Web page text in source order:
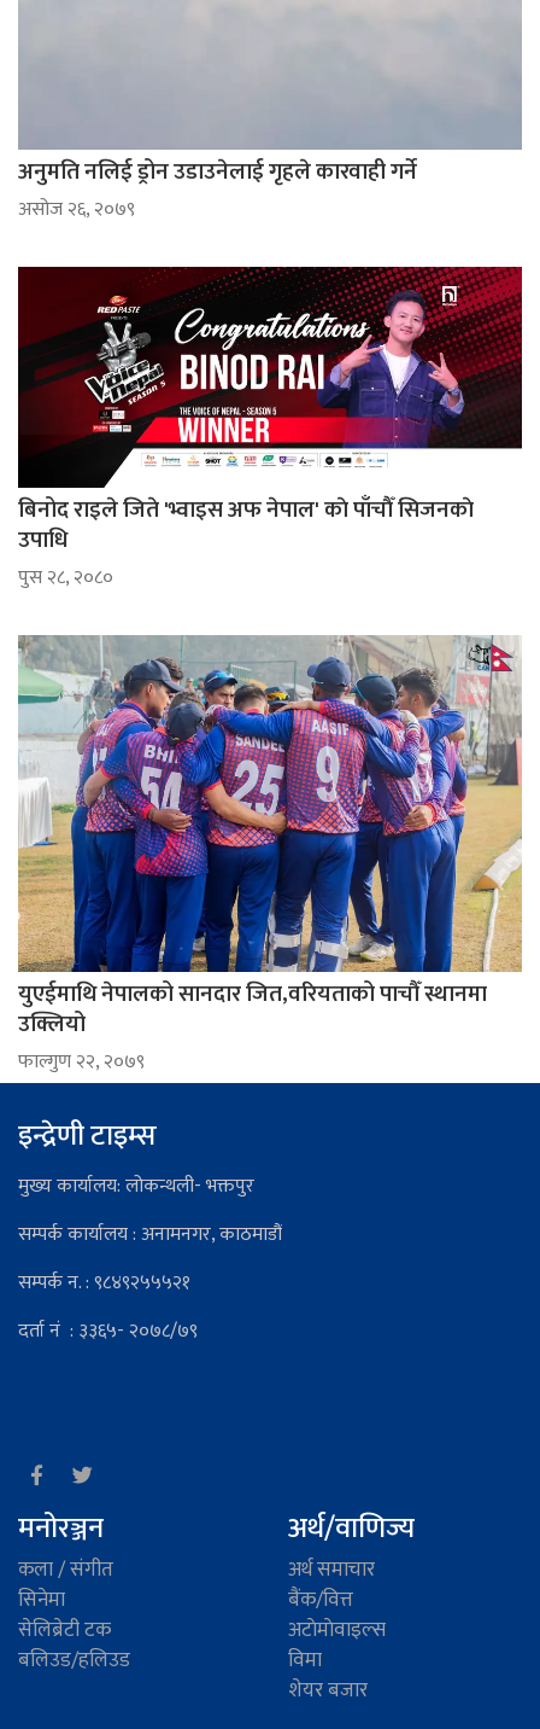
अनुमति नलिई ड्रोन उडाउनेलाई गृहले कारवाही गर्ने
असोज २६, २०७९
बिनोद राइले जिते 'भ्वाइस अफ नेपाल' काे पाँचाैँ सिजनकाे
उपाधि
पुस २८, २०८०
युएईमाथि नेपालको सानदार जित,वरियताको पाचौँ स्थानमा
उक्लियो
फाल्गुण २२, २०७९
इन्द्रेणी टाइम्स
मुख्य कार्यालय: लोकन्थली- भक्तपुर
सम्पर्क कार्यालय : अनामनगर, काठमाडौं
सम्पर्क न. : ९८४९२५५५२१
दर्ता नं : ३३६५- २०७८/७९
मनोरञ्जन
कला / संगीत
सिनेमा
सेलिब्रेटी टक
बलिउड/हलिउड
अर्थ/वाणिज्य
अर्थ समाचार
बैंक/वित्त
अटाेमाेवाइल्स
विमा
शेयर बजार